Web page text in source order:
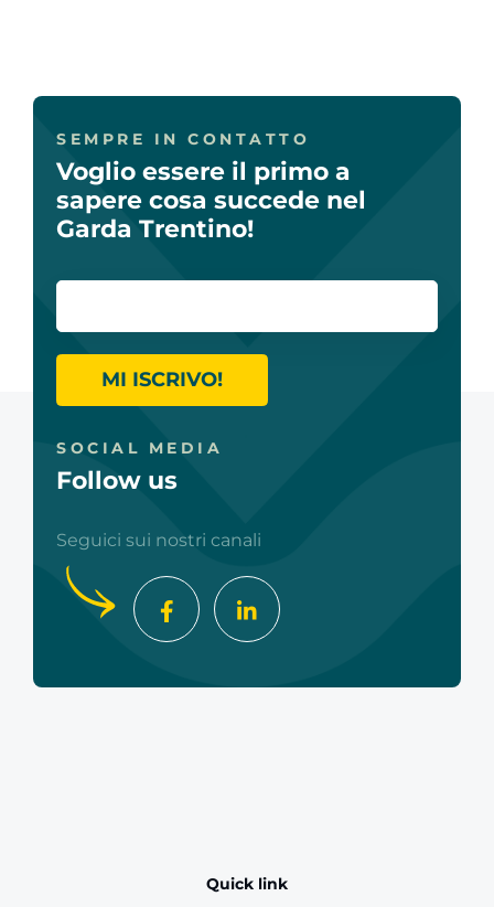
SEMPRE IN CONTATTO
Voglio essere il primo a
sapere cosa succede nel
Garda Trentino!
MI ISCRIVO!
SOCIAL MEDIA
Follow us
Seguici sui nostri canali
Quick link